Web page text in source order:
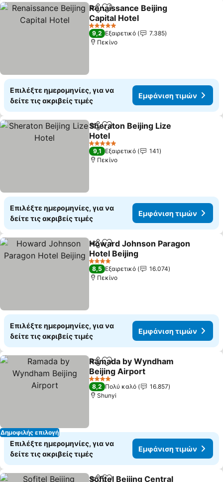
Κοινοποίηση
Προσθήκη στα αγαπημένα
Renaissance Beijing
Capital Hotel
5 Αστέρια
9,2 Εξαιρετικό
7.385
Πεκίνο
Επιλέξτε ημερομηνίες, για να
δείτε τις ακριβείς τιμές
Εμφάνιση τιμών
Κοινοποίηση
Προσθήκη στα αγαπημένα
Sheraton Beijing Lize
Hotel
5 Αστέρια
9,1 Εξαιρετικό
141
Πεκίνο
Επιλέξτε ημερομηνίες, για να
δείτε τις ακριβείς τιμές
Εμφάνιση τιμών
Κοινοποίηση
Προσθήκη στα αγαπημένα
Howard Johnson Paragon
Hotel Beijing
4 Αστέρια
8,5 Εξαιρετικό
16.074
Πεκίνο
Επιλέξτε ημερομηνίες, για να
δείτε τις ακριβείς τιμές
Εμφάνιση τιμών
Δημοφιλής επιλογή
Κοινοποίηση
Προσθήκη στα αγαπημένα
Ramada by Wyndham
Beijing Airport
4 Αστέρια
8,2 Πολύ καλό
16.857
Shunyi
Επιλέξτε ημερομηνίες, για να
δείτε τις ακριβείς τιμές
Εμφάνιση τιμών
Sofitel Beijing Central